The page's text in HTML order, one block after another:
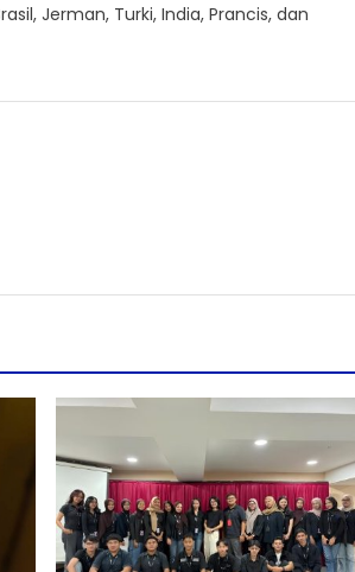
Jerman, Turki, India, Prancis, dan